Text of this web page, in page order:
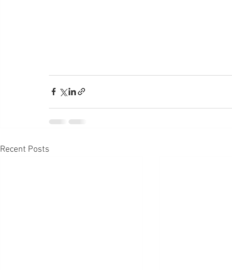
Recent Posts